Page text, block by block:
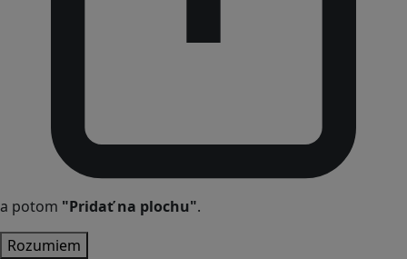
a potom "Pridať na plochu".
Rozumiem